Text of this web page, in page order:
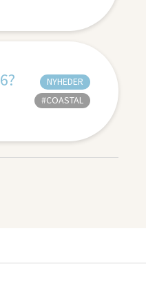
NYHEDER
#COASTAL